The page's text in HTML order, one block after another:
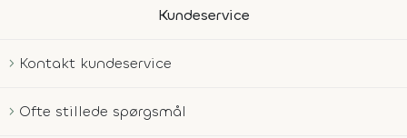
Kundeservice
Kontakt kundeservice
Ofte stillede spørgsmål